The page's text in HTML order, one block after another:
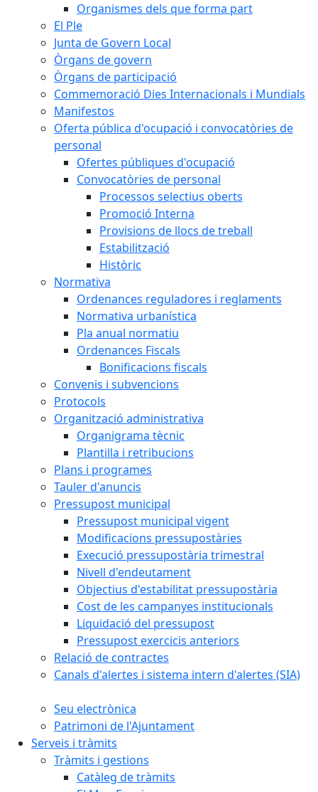
Organismes dels que forma part
El Ple
Junta de Govern Local
Òrgans de govern
Òrgans de participació
Commemoració Dies Internacionals i Mundials
Manifestos
Oferta pública d'ocupació i convocatòries de
personal
Ofertes públiques d'ocupació
Convocatòries de personal
Processos selectius oberts
Promoció Interna
Provisions de llocs de treball
Estabilització
Històric
Normativa
Ordenances reguladores i reglaments
Normativa urbanística
Pla anual normatiu
Ordenances Fiscals
Bonificacions fiscals
Convenis i subvencions
Protocols
Organització administrativa
Organigrama tècnic
Plantilla i retribucions
Plans i programes
Tauler d'anuncis
Pressupost municipal
Pressupost municipal vigent
Modificacions pressupostàries
Execució pressupostària trimestral
Nivell d'endeutament
Objectius d'estabilitat pressupostària
Cost de les campanyes institucionals
Liquidació del pressupost
Pressupost exercicis anteriors
Relació de contractes
Canals d'alertes i sistema intern d'alertes (SIA)
Seu electrònica
Patrimoni de l'Ajuntament
Serveis i tràmits
Tràmits i gestions
Catàleg de tràmits